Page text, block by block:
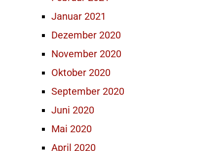
Januar 2021
Dezember 2020
November 2020
Oktober 2020
September 2020
Juni 2020
Mai 2020
April 2020